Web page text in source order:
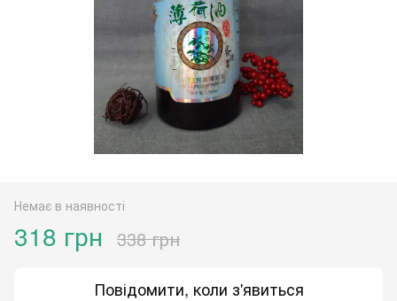
Немає в наявності
318 грн 338 грн
Повідомити, коли з'явиться